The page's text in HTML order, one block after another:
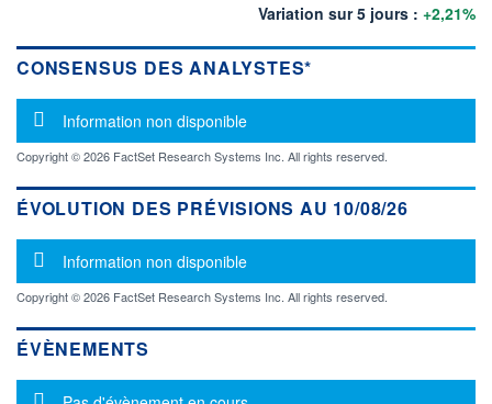
Variation sur 5 jours : +2,21%
CONSENSUS DES ANALYSTES*
Message d'information
Information non disponible
Copyright © 2026 FactSet Research Systems Inc. All rights reserved.
ÉVOLUTION DES PRÉVISIONS AU 10/08/26
Message d'information
Information non disponible
Copyright © 2026 FactSet Research Systems Inc. All rights reserved.
ÉVÈNEMENTS